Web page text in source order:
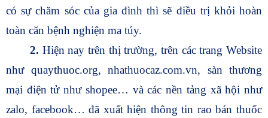
có sự chăm sóc của gia đình thì sẽ điều trị khỏi hoàn
toàn căn bệnh nghiện ma túy.
2. Hiện nay trên thị trường, trên các trang Website
như quaythuoc.org, nhathuocaz.com.vn, sàn thương
mại điện tử như shopee… và các nền tảng xã hội như
zalo, facebook… đã xuất hiện thông tin rao bán thuốc